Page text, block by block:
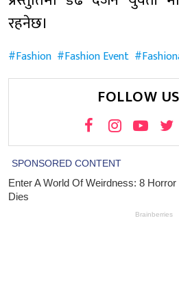
रहनेछ।
Fashion Fashion Event
FOLLOW